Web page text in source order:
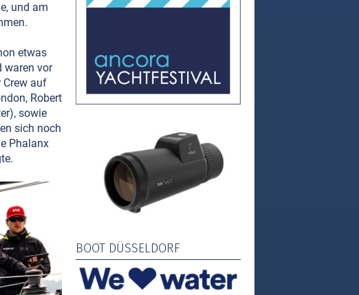
und am
etwas
waren vor
Crew auf
Robert
sowie
sich noch
Phalanx
BOOT DÜSSELDORF